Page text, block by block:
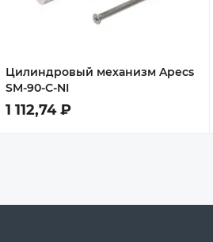
Цилиндровый механизм Apecs
SM-90-C-NI
1 112,74 ₽